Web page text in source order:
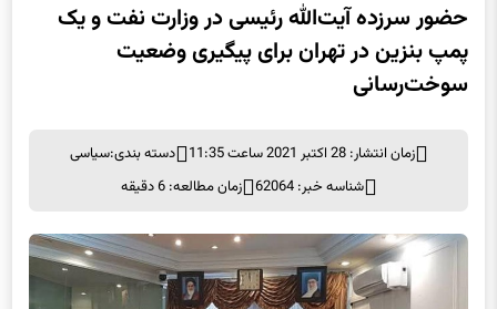
حضور سرزده آیت‌الله رئیسی در وزارت نفت و یک
پمپ بنزین در تهران برای پیگیری وضعیت
سوخت‌‌رسانی
زمان انتشار: 28 اکتبر 2021 ساعت 11:35 دسته بندی:سیاسی
شناسه خبر: 62064
زمان مطالعه: 6 دقیقه